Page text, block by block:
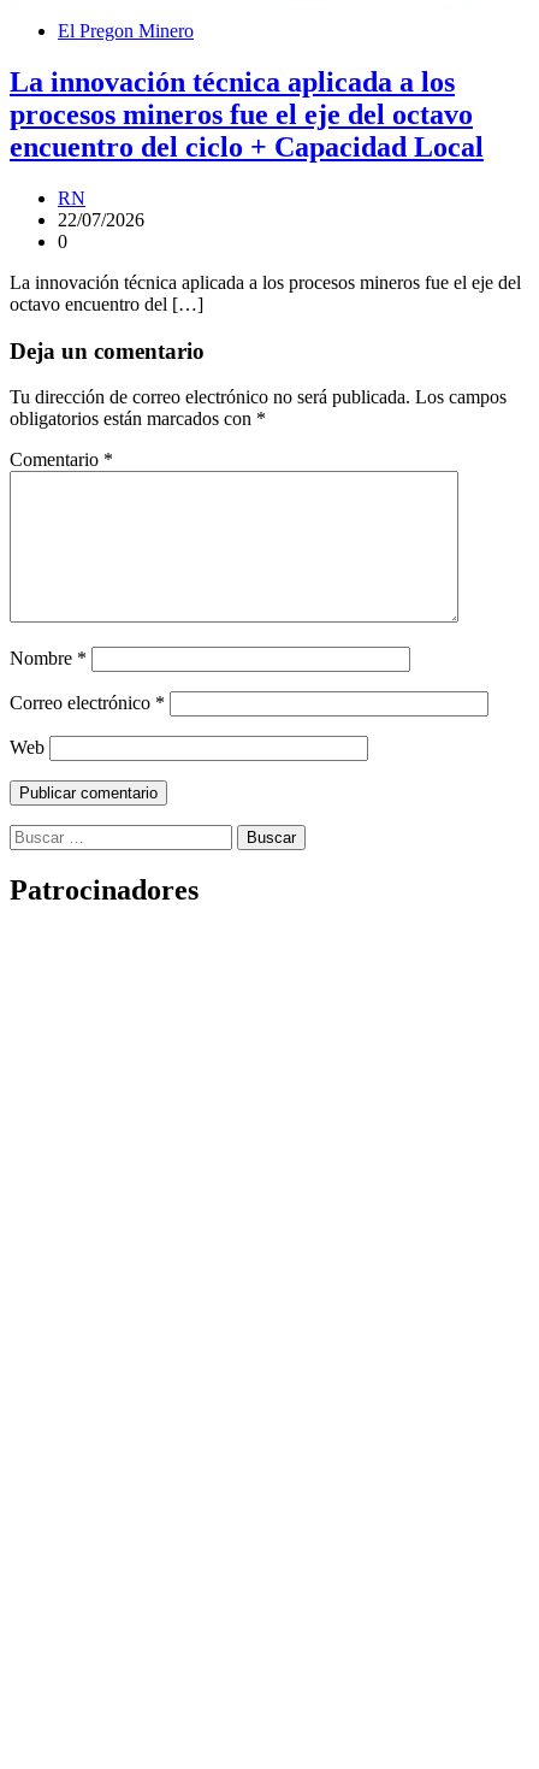
El Pregon Minero
La innovación técnica aplicada a los
procesos mineros fue el eje del octavo
encuentro del ciclo + Capacidad Local
RN
22/07/2026
0
La innovación técnica aplicada a los procesos mineros fue el eje del
octavo encuentro del […]
Deja un comentario
Tu dirección de correo electrónico no será publicada. Los campos
obligatorios están marcados con *
Comentario *
Nombre *
Correo electrónico *
Web
Buscar:
Patrocinadores